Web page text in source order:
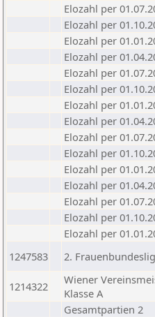
Elozahl per
Elozahl per
Elozahl per
Elozahl per
Elozahl per
Elozahl per
Elozahl per
Elozahl per
Elozahl per
Elozahl per
Elozahl per
Elozahl per
Elozahl per
Elozahl per
Elozahl per
1247583
2.
1214322
Wiener
Klasse A
Gesamtpartien 2